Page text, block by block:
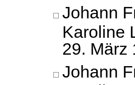
Johann
Karoline
29. März
Johann